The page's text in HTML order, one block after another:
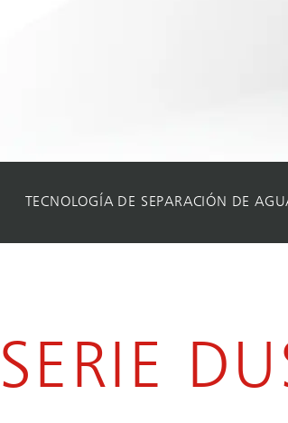
TECNOLOGÍA DE SEPARACIÓN DE
SERIE